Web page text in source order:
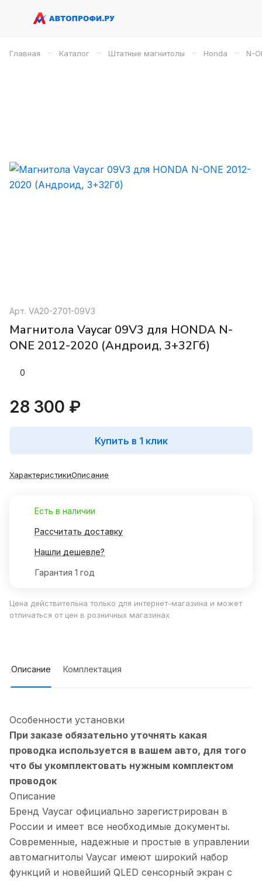
Главная – Каталог – Штатные магнитолы – Honda – N-
Арт. VA20-2701-09V3
Магнитола Vaycar 09V3 для HONDA N-
ONE 2012-2020 (Андроид, 3+32Гб)
0
28 300 ₽
Купить в 1 клик
ХарактеристикиОписание
Есть в наличии
Рассчитать доставку
Нашли дешевле?
Гарантия 1 год
Цена действительна только для интернет-магазина и может
отличаться от цен в розничных магазинах
Описание Комплектация
Особенности установки
При заказе обязательно уточнять какая
проводка используется в вашем авто, для того
что бы укомплектовать нужным комплектом
проводок
Описание
Бренд Vaycar официально зарегистрирован в
России и имеет все необходимые документы.
Современные, надежные и простые в управлении
автомагнитолы Vaycar имеют широкий набор
функций и новейший QLED сенсорный экран с